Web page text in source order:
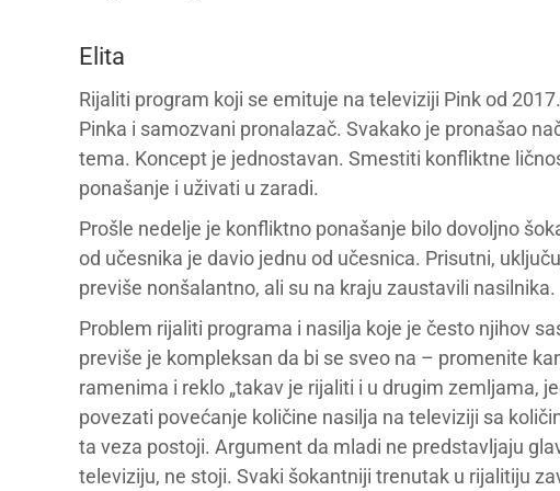
Elita
Rijaliti program koji se emituje na televiziji Pink od
Pinka i samozvani pronalazač. Svakako je pronašao
tema. Koncept je jednostavan. Smestiti konfliktne
ponašanje i uživati u zaradi.
Prošle nedelje je konfliktno ponašanje bilo dovoljno
od učesnika je davio jednu od učesnica. Prisutni,
previše nonšalantno, ali su na kraju zaustavili
Problem rijaliti programa i nasilja koje je često njihov
previše je kompleksan da bi se sveo na – promenite
ramenima i reklo „takav je rijaliti i u drugim zemljama,
povezati povećanje količine nasilja na televiziji sa
ta veza postoji. Argument da mladi ne predstavljaju
televiziju, ne stoji. Svaki šokantniji trenutak u rijalitiju